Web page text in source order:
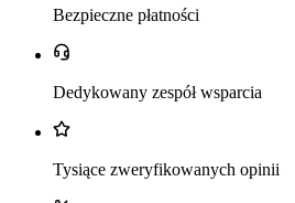
Bezpieczne płatności
Dedykowany zespół wsparcia
Tysiące zweryfikowanych opinii